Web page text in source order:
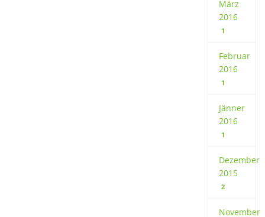
März
2016
1
Februar
2016
1
Jänner
2016
1
Dezember
2015
2
November